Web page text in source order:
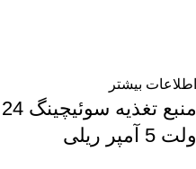
اطلاعات بیشتر
منبع تغذیه سوئیچینگ 24
ولت 5 آمپر ریلی